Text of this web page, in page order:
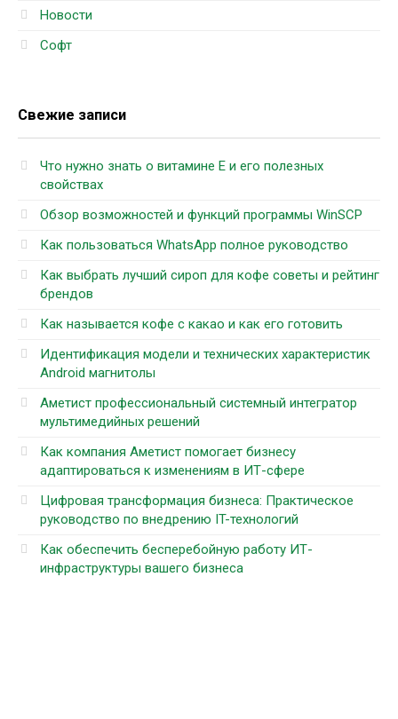
Новости
Софт
Свежие записи
Что нужно знать о витамине Е и его полезных
свойствах
Обзор возможностей и функций программы WinSCP
Как пользоваться WhatsApp полное руководство
Как выбрать лучший сироп для кофе советы и рейтинг
брендов
Как называется кофе с какао и как его готовить
Идентификация модели и технических характеристик
Android магнитолы
Аметист профессиональный системный интегратор
мультимедийных решений
Как компания Аметист помогает бизнесу
адаптироваться к изменениям в ИТ-сфере
Цифровая трансформация бизнеса: Практическое
руководство по внедрению IT-технологий
Как обеспечить бесперебойную работу ИТ-
инфраструктуры вашего бизнеса